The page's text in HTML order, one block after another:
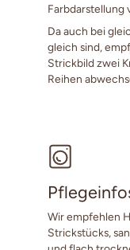
Farbdarstellung
Da auch bei
gleich sind,
Strickbild zwei
Reihen
Wir empfehlen
Strickstücks,